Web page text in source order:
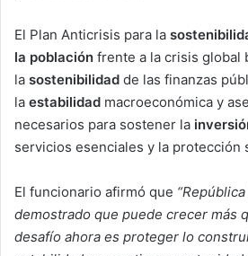
El Plan Anticrisis para la
la población frente a la crisis global
la sostenibilidad de las finanzas
la estabilidad macroeconómica y
necesarios para sostener la
servicios esenciales y la protección
El funcionario afirmó que
demostrado que puede crecer más
desafío ahora es proteger lo